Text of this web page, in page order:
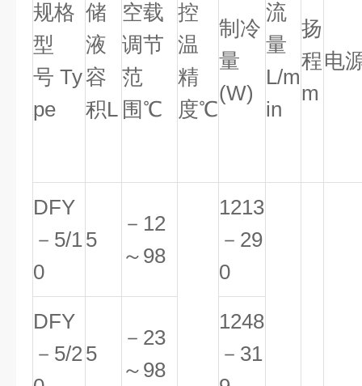
规格
型
号 Ty
pe
储
液
容
积L
空载
调节
范
围℃
控
温
精
度℃
制冷
量
(W)
流
量
L/m
in
扬
程
m
电
DFY
－5/1
0
5
－12
～98
1213
－29
0
DFY
－5/25
－23
～98
1248
－31